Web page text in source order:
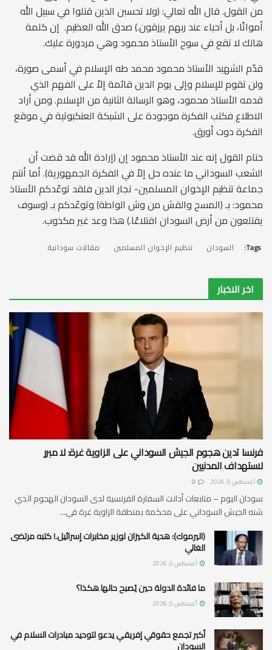
من القول. قال الله تعالي: (ولا تحسبن الذين قتلوا في سبيل الله
أمواتًا، بل أحياء عند ربهم يرزقون.) صدق الله العظيم. إن كلمة
هالك لا تقع في سوح الأستاذ محمود وهي مردورة عليك.
قدّم الشهيد الأستاذ محمود محمد طه الإسلام في أسمى صورة،
ولن تقوم للإسلام وإلى يوم الدين قائمة إلاّ على الفهم الذي
قدمه الأستاذ محمود، وهو الرسالة الثانية من الإسلام. ومن أراد
الاطلاع فكتب الفكرة موجودة على الشبكة العنكبوتية في موقع
الفكرة دوت أورق.
ختام القول إنه عند الأستاذ محمود إن (إرادة الله قد قضت أن
الشعب السوداني ما عنده حل إلاّ في الفكرة الجمهورية). أما أنتم
جماعة تنظيم الإخوان المسلمين- تجار الدين فلقد توعّدكم الأستاذ
محمود: بـ (المسح والقش من وش الواطة) وتوعّدكم بـ (وسوف
يقتلعون من أرض السودان اقتلاعًا.) هذا وعد غير مكذوب.
Tags: السودان تنظيم الإخوان المسلمين مقالات سودانية
اخر الاخبار
فرنسا تدين هجوم الجيش السوداني على الزاوية غرة: لا مبرر
لاستهداف المدنيين
أغسطس 5, 2026
سودان اليوم – متابعات أدانت السفارة الفرنسية لدى السودان الهجوم الذي
شنه الجيش السوداني على محكمة بمنطقة الزاوية غرة في...
(اليرموك): هدية الكيزان لوزير مخابرات إسرائيل.! كتبه مرتضى
الغالي
أغسطس 5, 2026
ما فائدة الدولة حين يُصبح حالها هكذا؟
أغسطس 5, 2026
أكبر تجمع حقوقي إفريقي يدعو لتوحيد مبادرات السلام في
السودان